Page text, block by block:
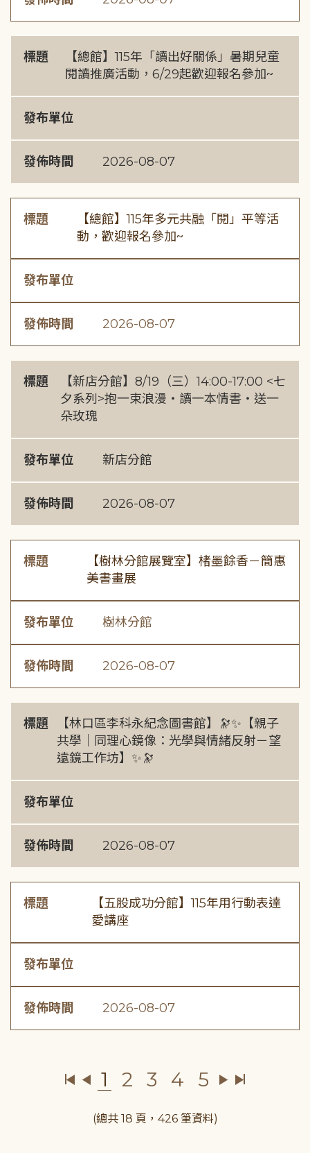
標題
【總館】115年「讀出好關係」暑期兒童
閱讀推廣活動，6/29起歡迎報名參加~
發布單位
發佈時間 2026-08-07
標題
【總館】115年多元共融「閱」平等活
動，歡迎報名參加~
發布單位
發佈時間 2026-08-07
標題
【新店分館】8/19（三）14:00-17:00 <七
夕系列>抱一束浪漫・讀一本情書・送一
朵玫瑰
發布單位 新店分館
發佈時間 2026-08-07
標題
【樹林分館展覽室】楮墨餘香－簡惠
美書畫展
發布單位 樹林分館
發佈時間 2026-08-07
標題
【林口區李科永紀念圖書館】🔭✨【親子
共學｜同理心鏡像：光學與情緒反射－望
遠鏡工作坊】✨🔭
發布單位
發佈時間 2026-08-07
標題
【五股成功分館】115年用行動表達
愛講座
發布單位
發佈時間 2026-08-07
1 2 3 4 5
(總共 18 頁，426 筆資料)